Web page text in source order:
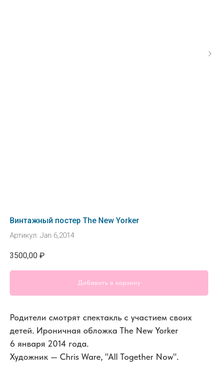
Винтажный постер The New Yorker
Артикул: Jan 6,2014
3500,00 ₽
Добавить в корзину
Родители смотрят спектакль с участием своих
детей. Ироничная обложка The New Yorker
6 января 2014 года.
Художник — Chris Ware, "All Together Now".